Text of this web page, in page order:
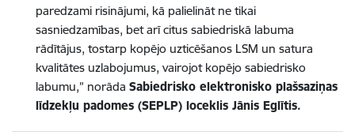
paredzami risinājumi, kā palielināt ne tikai
sasniedzamības, bet arī citus sabiedriskā labuma
rādītājus, tostarp kopējo uzticēšanos LSM un satura
kvalitātes uzlabojumus, vairojot kopējo sabiedrisko
labumu,” norāda Sabiedrisko elektronisko plašsaziņas
līdzekļu padomes (SEPLP) loceklis Jānis Eglītis.